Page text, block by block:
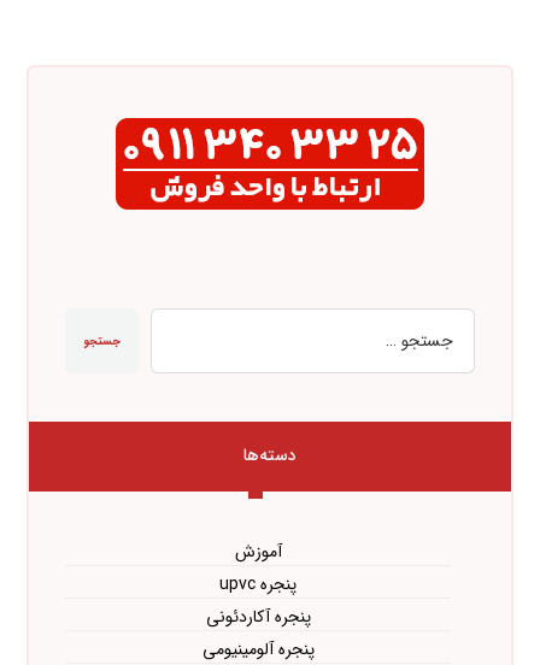
جستجو
دسته‌ها
آموزش
پنجره upvc
پنجره آکاردئونی
پنجره آلومینیومی